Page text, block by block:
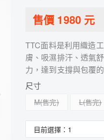
售價 1980 元
TTC面料是利用織造
膚、吸濕排汗、透氣
力，達到支撐與包覆
尺寸
M L